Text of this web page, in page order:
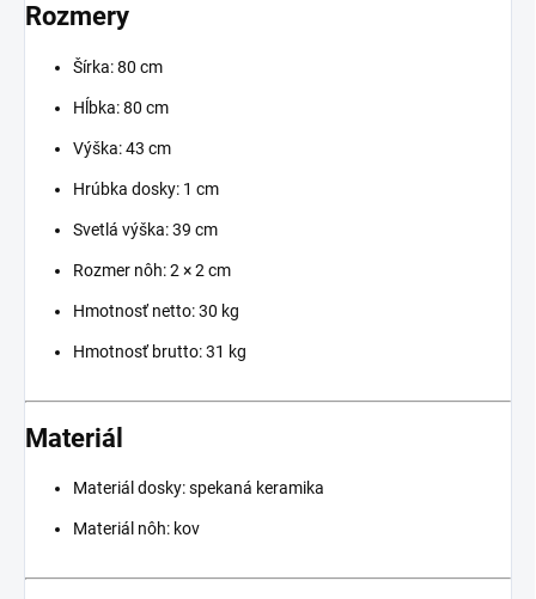
Rozmery
Šírka: 80 cm
Hĺbka: 80 cm
Výška: 43 cm
Hrúbka dosky: 1 cm
Svetlá výška: 39 cm
Rozmer nôh: 2 × 2 cm
Hmotnosť netto: 30 kg
Hmotnosť brutto: 31 kg
Materiál
Materiál dosky: spekaná keramika
Materiál nôh: kov